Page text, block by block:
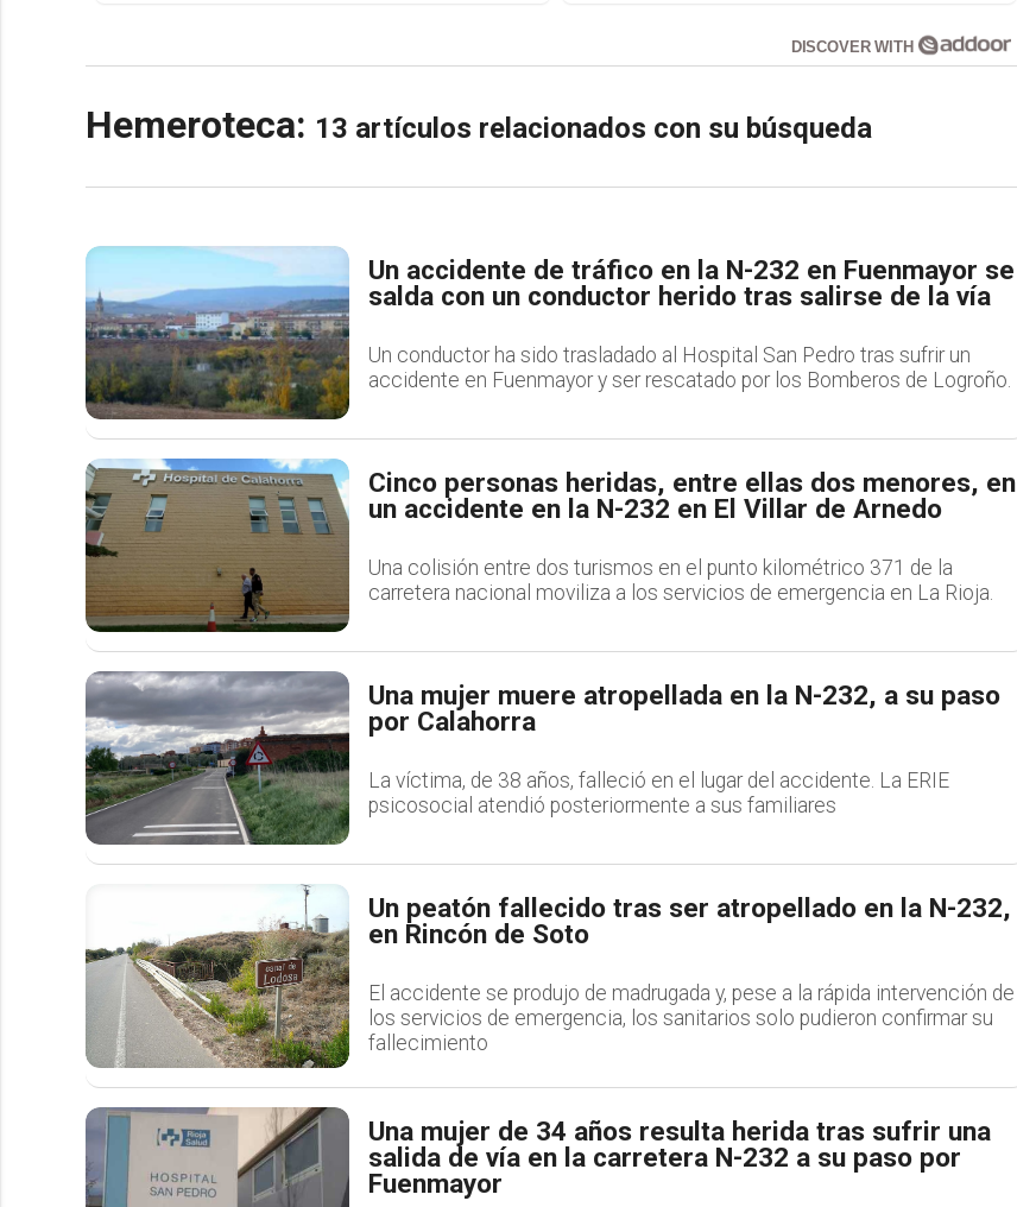
DISCOVER WITH
Hemeroteca: 13 artículos relacionados con su búsqueda
Un accidente de tráfico en la N-232 en Fuenmayor se
salda con un conductor herido tras salirse de la vía
Un conductor ha sido trasladado al Hospital San Pedro tras sufrir un
accidente en Fuenmayor y ser rescatado por los Bomberos de Logroño.
Cinco personas heridas, entre ellas dos menores, en
un accidente en la N-232 en El Villar de Arnedo
Una colisión entre dos turismos en el punto kilométrico 371 de la
carretera nacional moviliza a los servicios de emergencia en La Rioja.
Una mujer muere atropellada en la N-232, a su paso
por Calahorra
La víctima, de 38 años, falleció en el lugar del accidente. La ERIE
psicosocial atendió posteriormente a sus familiares
Un peatón fallecido tras ser atropellado en la N-232,
en Rincón de Soto
El accidente se produjo de madrugada y, pese a la rápida intervención de
los servicios de emergencia, los sanitarios solo pudieron confirmar su
fallecimiento
Una mujer de 34 años resulta herida tras sufrir una
salida de vía en la carretera N-232 a su paso por
Fuenmayor